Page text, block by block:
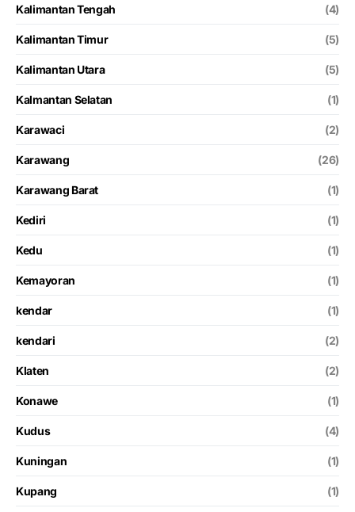
Kalimantan Tengah (4)
Kalimantan Timur (5)
Kalimantan Utara (5)
Kalmantan Selatan (1)
Karawaci (2)
Karawang (26)
Karawang Barat (1)
Kediri (1)
Kedu (1)
Kemayoran (1)
kendar (1)
kendari (2)
Klaten (2)
Konawe (1)
Kudus (4)
Kuningan (1)
Kupang (1)